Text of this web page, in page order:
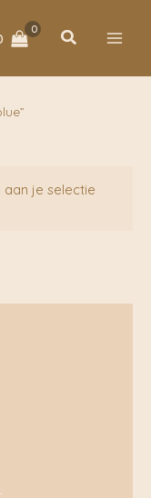
Zoeken
je selectie